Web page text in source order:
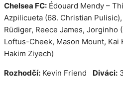
Chelsea FC: Édouard Mendy –
Azpilicueta (68. Christian
Rüdiger, Reece James, Jorginho
Loftus-Cheek, Mason Mount, Kai
Hakim Ziyech)
Rozhodčí: Kevin Friend Diváci: